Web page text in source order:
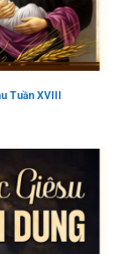
Tuần XVIII